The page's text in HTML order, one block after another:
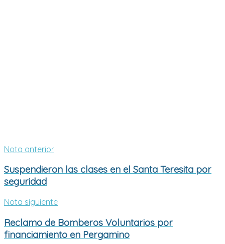
Nota anterior
Suspendieron las clases en el Santa Teresita por
seguridad
Nota siguiente
Reclamo de Bomberos Voluntarios por
financiamiento en Pergamino